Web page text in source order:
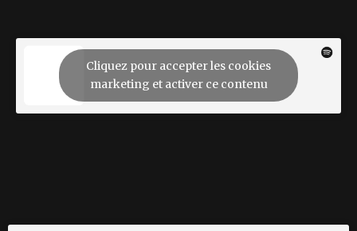
Cliquez pour accepter les cookies
marketing et activer ce contenu